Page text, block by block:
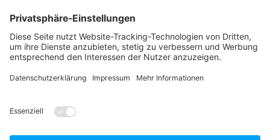
engineering. tomorrow. together.